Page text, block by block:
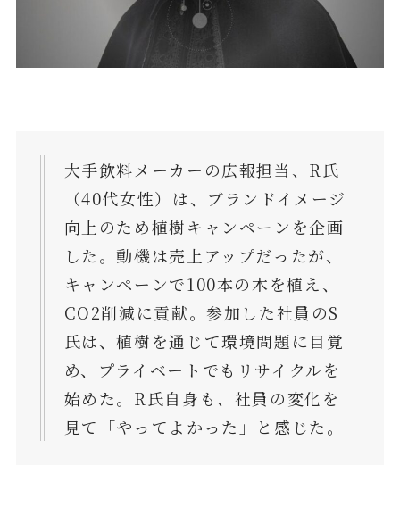
大手飲料メーカーの広報担当、R氏
（40代女性）は、ブランドイメージ
向上のため植樹キャンペーンを企画
した。動機は売上アップだったが、
キャンペーンで100本の木を植え、
CO2削減に貢献。参加した社員のS
氏は、植樹を通じて環境問題に目覚
め、プライベートでもリサイクルを
始めた。R氏自身も、社員の変化を
見て「やってよかった」と感じた。